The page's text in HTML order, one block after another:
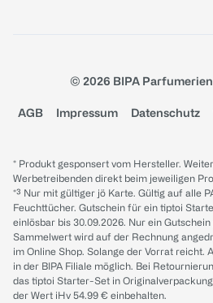
© 2026 BIPA
AGB Impressum Datenschutz
* Produkt gesponsert vom Hersteller.
Werbetreibenden direkt beim jeweiligen
*³ Nur mit gültiger jö Karte. Gültig auf alle
Feuchttücher. Gutschein für ein tiptoi
einlösbar bis 30.09.2026. Nur ein
Sammelwert wird auf der Rechnung
im Online Shop. Solange der Vorrat reicht.
in der BIPA Filiale möglich. Bei
das tiptoi Starter-Set in
der Wert iHv 54.99 € einbehalten.